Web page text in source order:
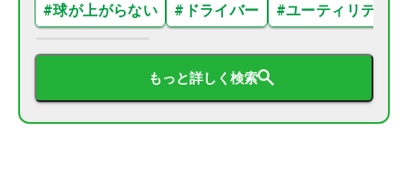
#球が上がらない # ドライバー #ユーティリティ
もっと詳しく検索